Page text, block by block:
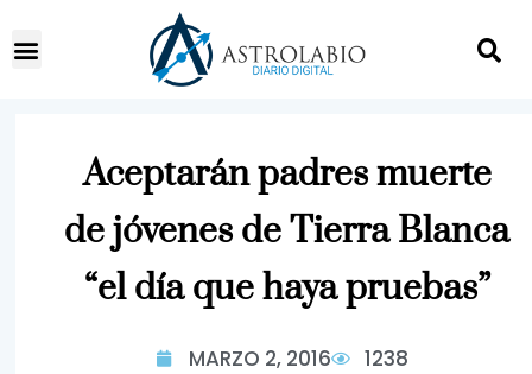
Aceptarán padres muerte
de jóvenes de Tierra Blanca
“el día que haya pruebas”
MARZO 2, 2016 1238